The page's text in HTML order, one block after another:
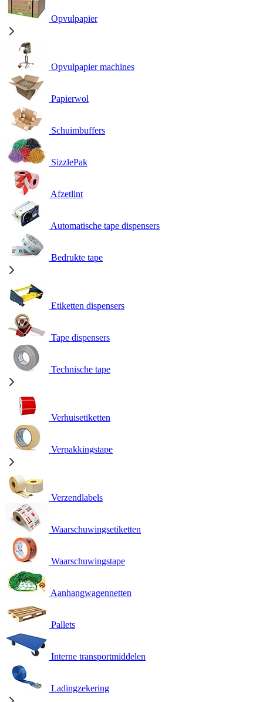
Opvulpapier
Opvulpapier machines
Papierwol
Schuimbuffers
SizzlePak
Afzetlint
Automatische tape dispensers
Bedrukte tape
Etiketten dispensers
Tape dispensers
Technische tape
Verhuisetiketten
Verpakkingstape
Verzendlabels
Waarschuwingsetiketten
Waarschuwingstape
Aanhangwagennetten
Pallets
Interne transportmiddelen
Ladingzekering